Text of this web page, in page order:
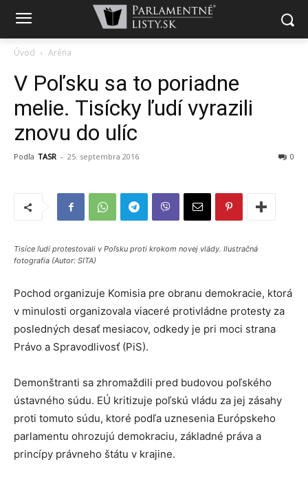
Úvod Aréna
V Poľsku sa to poriadne
melie. Tisícky ľudí vyrazili
znovu do ulíc
Podľa TASR - 25. septembra 2016 0
Tisíce ľudí protestovali v Poľsku proti krokom novej vlády. Ilustračná
fotografia (Autor: SITA)
Pochod organizuje Komisia pre obranu demokracie, ktorá
v minulosti organizovala viaceré protivládne protesty za
posledných desať mesiacov, odkedy je pri moci strana
Právo a Spravodlivosť (PiS).
Demonštranti sa zhromaždili pred budovou poľského
ústavného súdu. EÚ kritizuje poľskú vládu za jej zásahy
proti tomuto súdu, ktoré podľa uznesenia Európskeho
parlamentu ohrozujú demokraciu, základné práva a
princípy právneho štátu v krajine.